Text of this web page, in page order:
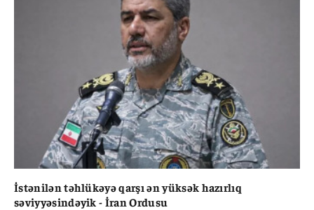
İstənilən təhlükəyə qarşı ən yüksək hazırlıq
səviyyəsindəyik - İran Ordusu